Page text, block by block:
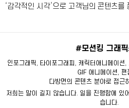
‘감각적인 시각’으로 고객님의 콘텐츠
#모션킹 그래
인포그래픽, 타이포그래피, 캐릭터애니메이션
GIF 애니메이션, 편
다방면의 콘텐츠 분야로 접근
저희는 말이 길지 않습니다. 일을 진행함에 있
습니다.